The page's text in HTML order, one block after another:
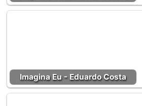
Imagina Eu - Eduardo Costa